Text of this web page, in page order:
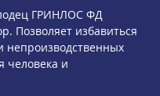
ГРИНЛОС ФД
Позволяет избавиться
непроизводственных
человека и